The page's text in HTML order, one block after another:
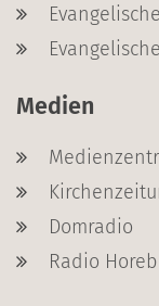
Medien
Domradio
Radio Horeb